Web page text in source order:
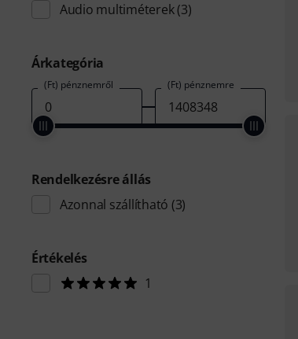
Audio multiméterek(3)
Árkategória
(Ft) pénznemről (Ft) pénznemre
Rendelkezésre állás
Azonnal szállítható (3)
Értékelés
1